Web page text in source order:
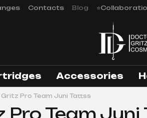
Contacts Blog
Аccessories
Gritz Pro Team Juni Tattss
Pro Team